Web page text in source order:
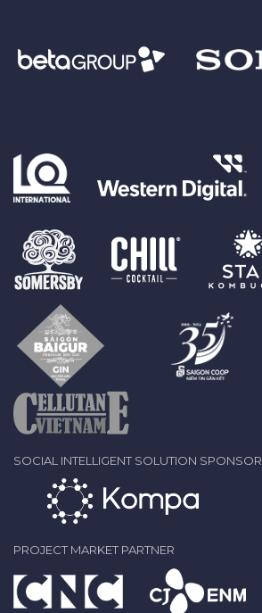
SOCIAL INTELLIGENT SOLUTION SPONSOR
PROJECT MARKET PARTNER